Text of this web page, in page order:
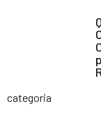
categoria